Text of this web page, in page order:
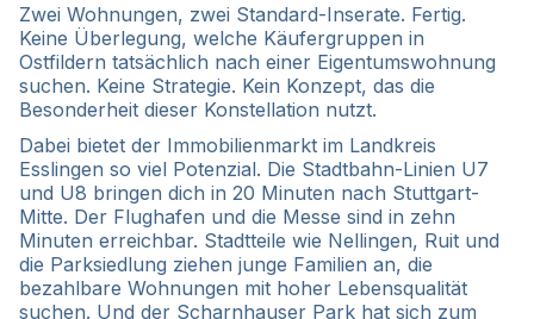
Zwei Wohnungen, zwei Standard-Inserate. Fertig.
Keine Überlegung, welche Käufergruppen in
Ostfildern tatsächlich nach einer Eigentumswohnung
suchen. Keine Strategie. Kein Konzept, das die
Besonderheit dieser Konstellation nutzt.
Dabei bietet der Immobilienmarkt im Landkreis
Esslingen so viel Potenzial. Die Stadtbahn-Linien U7
und U8 bringen dich in 20 Minuten nach Stuttgart-
Mitte. Der Flughafen und die Messe sind in zehn
Minuten erreichbar. Stadtteile wie Nellingen, Ruit und
die Parksiedlung ziehen junge Familien an, die
bezahlbare Wohnungen mit hoher Lebensqualität
suchen. Und der Scharnhauser Park hat sich zum